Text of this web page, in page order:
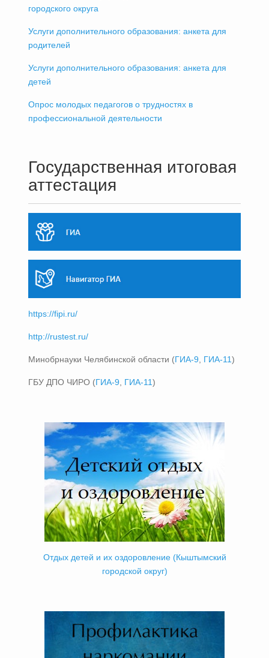
городского округа
Услуги дополнительного образования: анкета для
родителей
Услуги дополнительного образования: анкета для
детей
Опрос молодых педагогов о трудностях в
профессиональной деятельности
Государственная итоговая
аттестация
https://fipi.ru/
http://rustest.ru/
Минобрнауки Челябинской области (ГИА-9 ГИА-11)
ГБУ ДПО ЧИРО (ГИА-9 ГИА-11)
Отдых детей и их оздоровление (Кыштымский
городской округ)